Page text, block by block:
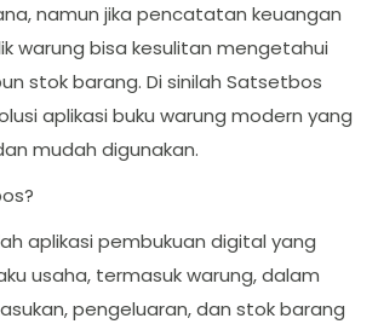
namun jika pencatatan keuangan
warung bisa kesulitan mengetahui
stok barang. Di sinilah Satsetbos
aplikasi buku warung modern yang
mudah digunakan.
aplikasi pembukuan digital yang
usaha, termasuk warung, dalam
pengeluaran, dan stok barang